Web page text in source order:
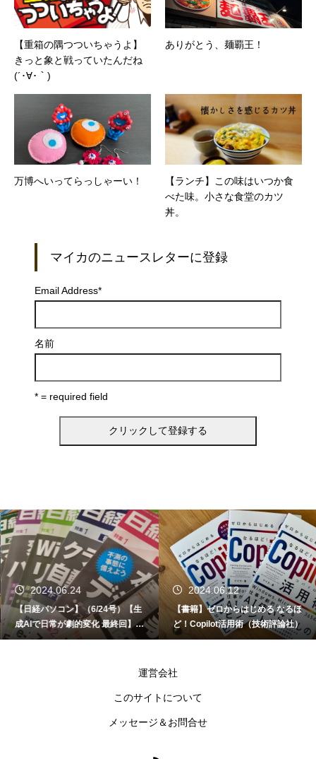
【重箱の隅つついちゃうよ】
きっと象と戦っていたんだね
(´･∀･｀)
ありがとう、麺覇王！
万博へいってらっしゃーい！
【ランチ】この味はいつか食
べた味。小さな食堂のカツ
丼。
マイカのニュースレターに登録
Email Address*
名前
* = required field
2024.06.24
【日経パソコン】（6/24号）【生
成AIで日常が劇的変化 最終回】 A
I時代のアプリケーション／サービ
2024.06.12
【書籍】ゼロからはじめる なるほ
ど！Copilot活用術（技術評論社）
運営会社
このサイトについて
メッセージ＆お問合せ